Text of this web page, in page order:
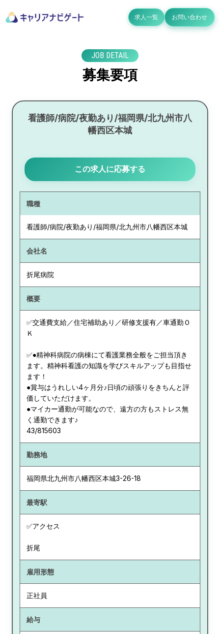
求人一覧 お問い合わせ
JOB DETAIL
募集要項
看護師/病院/夜勤あり/福岡県/北九州市八
幡西区本城
この求人に応募する
職種
看護師/病院/夜勤あり/福岡県/北九州市八幡西区本城
会社名
折尾病院
概要
✅交通費支給／住宅補助あり／研修支援有／車通勤Ｏ
Ｋ
✅●精神科病院の病棟にて看護業務全般をご担当頂き
ます。精神科看護の知識を学びスキルアップも目指せ
ます！
●賞与はうれしい4ヶ月分♪日頃の頑張りをきちんと評
価していただけます。
●マイカー通勤が可能なので、遠方の方もストレス無
く通勤できます♪
43/815603
勤務地
福岡県北九州市八幡西区本城3-26-18
最寄駅
✅アクセス
折尾
雇用形態
正社員
給与